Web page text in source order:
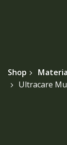
Shop
Ultracare